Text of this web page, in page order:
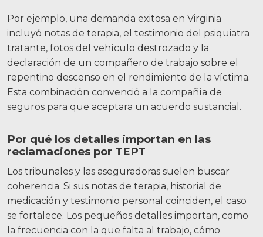
Por ejemplo, una demanda exitosa en Virginia
incluyó notas de terapia, el testimonio del psiquiatra
tratante, fotos del vehículo destrozado y la
declaración de un compañero de trabajo sobre el
repentino descenso en el rendimiento de la víctima.
Esta combinación convenció a la compañía de
seguros para que aceptara un acuerdo sustancial.
Por qué los detalles importan en las
reclamaciones por TEPT
Los tribunales y las aseguradoras suelen buscar
coherencia. Si sus notas de terapia, historial de
medicación y testimonio personal coinciden, el caso
se fortalece. Los pequeños detalles importan, como
la frecuencia con la que falta al trabajo, cómo